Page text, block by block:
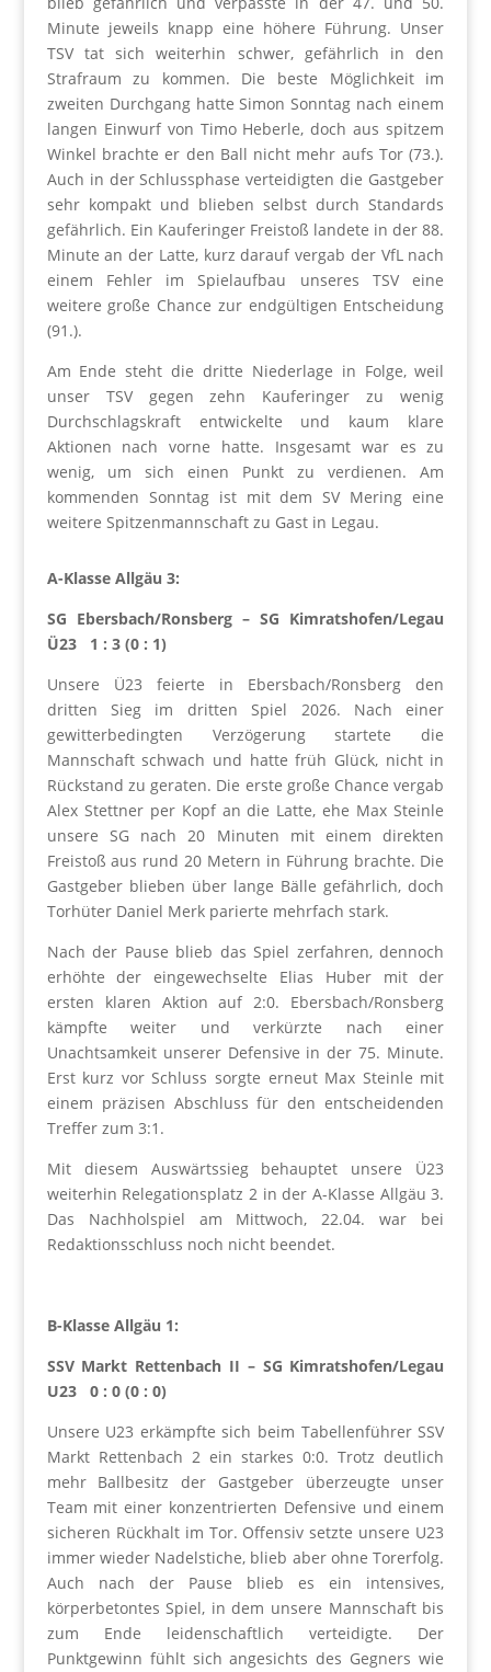
Minute jeweils knapp eine höhere Führung. Unser
TSV tat sich weiterhin schwer, gefährlich in den
Strafraum zu kommen. Die beste Möglichkeit im
zweiten Durchgang hatte Simon Sonntag nach einem
langen Einwurf von Timo Heberle, doch aus spitzem
Winkel brachte er den Ball nicht mehr aufs Tor (73.).
Auch in der Schlussphase verteidigten die Gastgeber
sehr kompakt und blieben selbst durch Standards
gefährlich. Ein Kauferinger Freistoß landete in der 88.
Minute an der Latte, kurz darauf vergab der VfL nach
einem Fehler im Spielaufbau unseres TSV eine
weitere große Chance zur endgültigen Entscheidung
(91.).
Am Ende steht die dritte Niederlage in Folge, weil
unser TSV gegen zehn Kauferinger zu wenig
Durchschlagskraft entwickelte und kaum klare
Aktionen nach vorne hatte. Insgesamt war es zu
wenig, um sich einen Punkt zu verdienen. Am
kommenden Sonntag ist mit dem SV Mering eine
weitere Spitzenmannschaft zu Gast in Legau.
A-Klasse Allgäu 3:
SG Ebersbach/Ronsberg – SG Kimratshofen/Legau
Ü23 1 : 3 (0 : 1)
Unsere Ü23 feierte in Ebersbach/Ronsberg den
dritten Sieg im dritten Spiel 2026. Nach einer
gewitterbedingten Verzögerung startete die
Mannschaft schwach und hatte früh Glück, nicht in
Rückstand zu geraten. Die erste große Chance vergab
Alex Stettner per Kopf an die Latte, ehe Max Steinle
unsere SG nach 20 Minuten mit einem direkten
Freistoß aus rund 20 Metern in Führung brachte. Die
Gastgeber blieben über lange Bälle gefährlich, doch
Torhüter Daniel Merk parierte mehrfach stark.
Nach der Pause blieb das Spiel zerfahren, dennoch
erhöhte der eingewechselte Elias Huber mit der
ersten klaren Aktion auf 2:0. Ebersbach/Ronsberg
kämpfte weiter und verkürzte nach einer
Unachtsamkeit unserer Defensive in der 75. Minute.
Erst kurz vor Schluss sorgte erneut Max Steinle mit
einem präzisen Abschluss für den entscheidenden
Treffer zum 3:1.
Mit diesem Auswärtssieg behauptet unsere Ü23
weiterhin Relegationsplatz 2 in der A-Klasse Allgäu 3.
Das Nachholspiel am Mittwoch, 22.04. war bei
Redaktionsschluss noch nicht beendet.
B-Klasse Allgäu 1:
SSV Markt Rettenbach II – SG Kimratshofen/Legau
U23 0 : 0 (0 : 0)
Unsere U23 erkämpfte sich beim Tabellenführer SSV
Markt Rettenbach 2 ein starkes 0:0. Trotz deutlich
mehr Ballbesitz der Gastgeber überzeugte unser
Team mit einer konzentrierten Defensive und einem
sicheren Rückhalt im Tor. Offensiv setzte unsere U23
immer wieder Nadelstiche, blieb aber ohne Torerfolg.
Auch nach der Pause blieb es ein intensives,
körperbetontes Spiel, in dem unsere Mannschaft bis
zum Ende leidenschaftlich verteidigte. Der
Punktgewinn fühlt sich angesichts des Gegners wie